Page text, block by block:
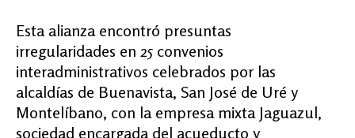
Esta alianza encontró presuntas
irregularidades en 25 convenios
interadministrativos celebrados por las
alcaldías de Buenavista, San José de Uré y
Montelíbano, con la empresa mixta Jaguazul,
sociedad encargada del acueducto y